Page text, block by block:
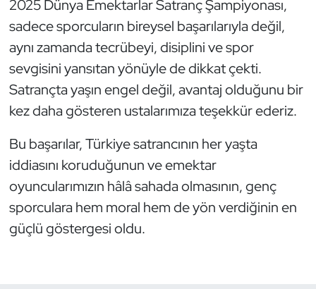
2025 Dünya Emektarlar Satranç Şampiyonası,
sadece sporcuların bireysel başarılarıyla değil,
aynı zamanda tecrübeyi, disiplini ve spor
sevgisini yansıtan yönüyle de dikkat çekti.
Satrançta yaşın engel değil, avantaj olduğunu bir
kez daha gösteren ustalarımıza teşekkür ederiz.
Bu başarılar, Türkiye satrancının her yaşta
iddiasını koruduğunun ve emektar
oyuncularımızın hâlâ sahada olmasının, genç
sporculara hem moral hem de yön verdiğinin en
güçlü göstergesi oldu.